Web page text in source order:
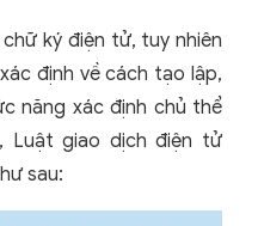
ký điện tử, tuy nhiên
định về cách tạo lập,
năng xác định chủ thể
Luật giao dịch điện tử
sau: